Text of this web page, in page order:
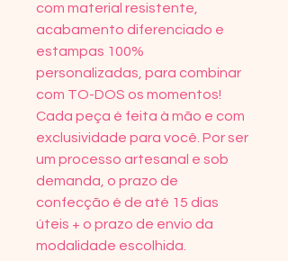
com material resistente,
acabamento diferenciado e
estampas 100%
personalizadas, para combinar
com TO-DOS os momentos!
Cada peça é feita à mão e com
exclusividade para você. Por ser
um processo artesanal e sob
demanda, o prazo de
confecção é de até 15 dias
úteis + o prazo de envio da
modalidade escolhida.⠀